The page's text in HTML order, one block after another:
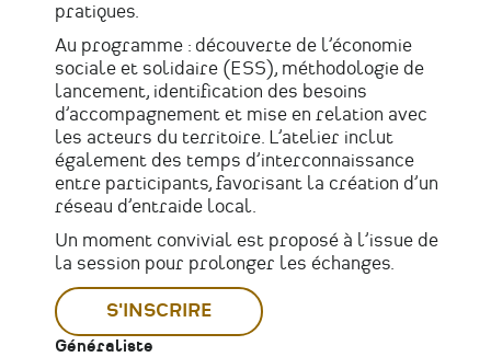
pratiques.
Au programme : découverte de l’économie
sociale et solidaire (ESS), méthodologie de
lancement, identification des besoins
d’accompagnement et mise en relation avec
les acteurs du territoire. L’atelier inclut
également des temps d’interconnaissance
entre participants, favorisant la création d’un
réseau d’entraide local.
Un moment convivial est proposé à l’issue de
la session pour prolonger les échanges.
S'INSCRIRE
Généraliste